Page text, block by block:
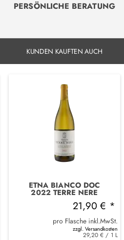
PERSÖNLICHE BERATUNG
KUNDEN KAUFTEN AUCH
ETNA BIANCO DOC
2022 TERRE NERE
21,90 € *
pro Flasche inkl.MwSt.
zzgl. Versandkosten
29,20 € / 1 L